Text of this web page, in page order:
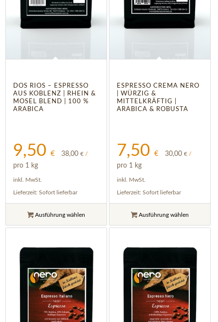
DOS RIOS – ESPRESSO
AUS KOBLENZ | RHEIN &
MOSEL BLEND | 100 %
ARABICA
9,50€ 38,00€ /
pro 1 kg
inkl. MwSt.
Lieferzeit:Sofort lieferbar
Ausführung wählen
ESPRESSO CREMA NERO
| WÜRZIG &
MITTELKRÄFTIG |
ARABICA & ROBUSTA
7,50 € 30,00 €/
pro 1 kg
inkl. MwSt.
Lieferzeit: Sofort lieferbar
Ausführung wählen